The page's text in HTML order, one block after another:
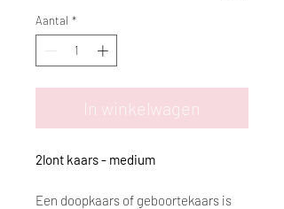
Aantal *
In winkelwagen
2lont kaars - medium
Een doopkaars of geboortekaars is